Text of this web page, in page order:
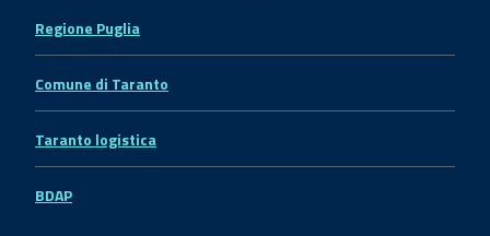
Regione Puglia
Comune di Taranto
Taranto logistica
BDAP